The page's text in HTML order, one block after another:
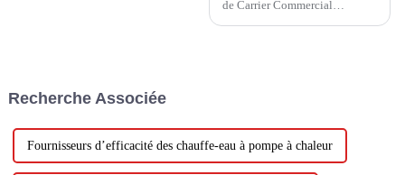
de Carrier Commercial
Recherche Associée
Fournisseurs d’efficacité des chauffe-eau à pompe à chaleur